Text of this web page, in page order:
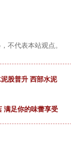
不代表本站观点。
股普升 西部水泥
满足你的味蕾享受